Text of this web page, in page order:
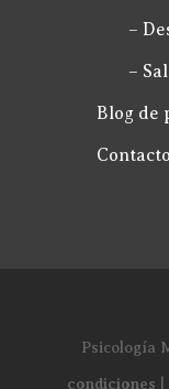
–
–
Blog de
Contacto
Psicología
condiciones